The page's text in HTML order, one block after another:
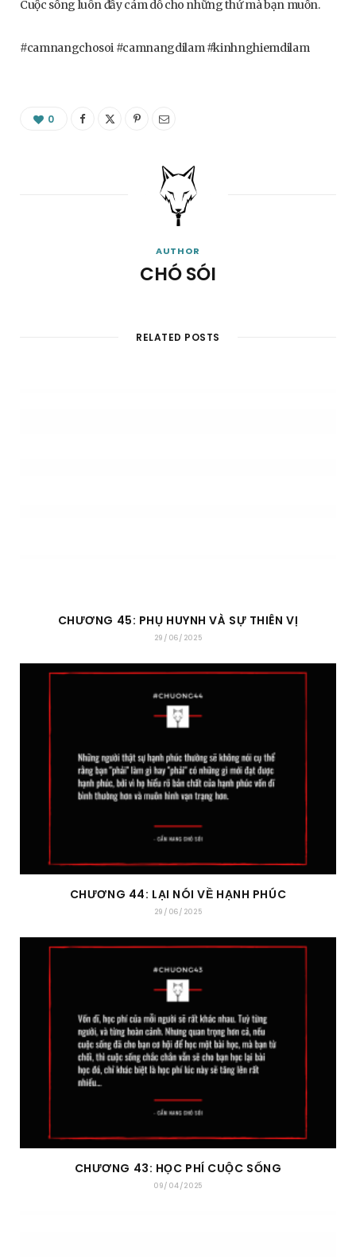
Cuộc sống luôn đầy cám dỗ cho những thứ mà bạn muốn.
#camnangchosoi #camnangdilam #kinhnghiemdilam
0
AUTHOR
CHÓ SÓI
RELATED POSTS
CHƯƠNG 45: PHỤ HUYNH VÀ SỰ THIÊN VỊ
29/06/2025
CHƯƠNG 44: LẠI NÓI VỀ HẠNH PHÚC
29/06/2025
CHƯƠNG 43: HỌC PHÍ CUỘC SỐNG
09/04/2025